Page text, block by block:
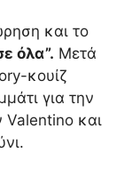
και το
όλα”. Μετά
κουίζ
για την
Valentino και